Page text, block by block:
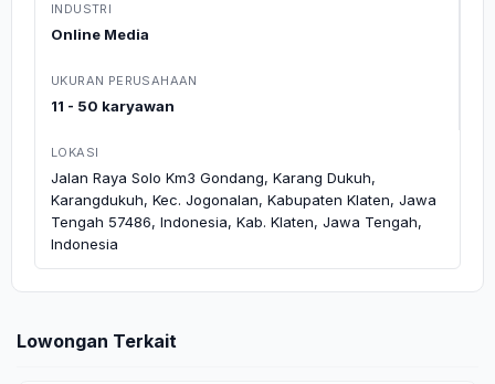
INDUSTRI
Online Media
UKURAN PERUSAHAAN
11 - 50 karyawan
LOKASI
Jalan Raya Solo Km3 Gondang, Karang Dukuh,
Karangdukuh, Kec. Jogonalan, Kabupaten Klaten, Jawa
Tengah 57486, Indonesia, Kab. Klaten, Jawa Tengah,
Indonesia
Lowongan Terkait